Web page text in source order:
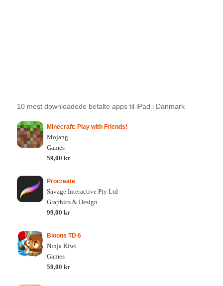
10 mest downloadede betalte apps til iPad i Danmark
Minecraft: Play with Friends!
Mojang
Games
59,00 kr
Procreate
Savage Interactive Pty Ltd
Graphics & Design
99,00 kr
Bloons TD 6
Ninja Kiwi
Games
59,00 kr